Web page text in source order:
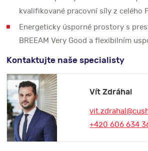
kvalifikované pracovní síly z celého
Energeticky úsporné prostory s
BREEAM Very Good a flexibilním
Kontaktujte naše specialisty
Vít Zdráhal
+420 606 634